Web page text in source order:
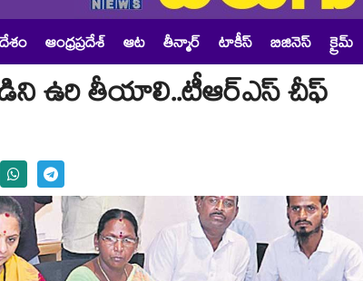
ఆంధ్రప్రదేశ్ ఆట తీన్మార్ టాకీస్ బిజినెస్ క్రైమ్
ఉరి తీయాలి..టీఆర్ఎస్ చీఫ్